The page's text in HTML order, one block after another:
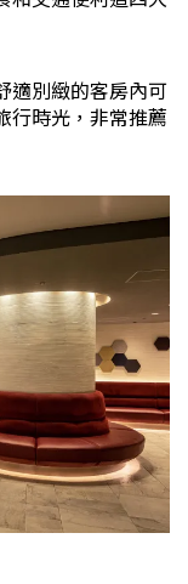
適別緻的客房內可
行時光，非常推薦